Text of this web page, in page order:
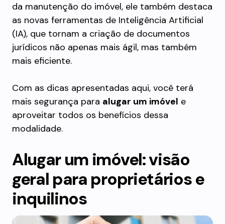
da manutenção do imóvel, ele também destaca
as novas ferramentas de Inteligência Artificial
(IA), que tornam a criação de documentos
jurídicos não apenas mais ágil, mas também
mais eficiente.
Com as dicas apresentadas aqui, você terá
mais segurança para alugar um imóvel e
aproveitar todos os benefícios dessa
modalidade.
Alugar um imóvel: visão
geral para proprietários e
inquilinos